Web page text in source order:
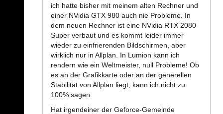
ich hatte bisher mit meinem alten Rechner und
einer NVidia GTX 980 auch nie Probleme. In
dem neuen Rechner ist eine NVidia RTX 2080
Super verbaut und es kommt leider immer
wieder zu einfrierenden Bildschirmen, aber
wirklich nur in Allplan. In Lumion kann ich
rendern wie ein Weltmeister, null Probleme! Ob
es an der Grafikkarte oder an der generellen
Stabilität von Allplan liegt, kann ich nicht zu
100% sagen.
Hat irgendeiner der Geforce-Gemeinde